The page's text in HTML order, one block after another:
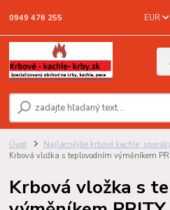
EUR
0949 476 255
Úvod Najlacnějšie krbové kachle,
Krbová vložka s teplovodním výměníkem
Krbová vložka s